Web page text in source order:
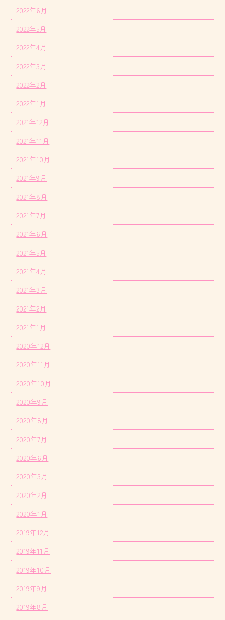
2022年6月
2022年5月
2022年4月
2022年3月
2022年2月
2022年1月
2021年12月
2021年11月
2021年10月
2021年9月
2021年8月
2021年7月
2021年6月
2021年5月
2021年4月
2021年3月
2021年2月
2021年1月
2020年12月
2020年11月
2020年10月
2020年9月
2020年8月
2020年7月
2020年6月
2020年3月
2020年2月
2020年1月
2019年12月
2019年11月
2019年10月
2019年9月
2019年8月